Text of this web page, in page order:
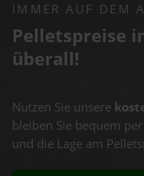
IMMER AUF DEM
Pelletspreise
überall!
Nutzen Sie unsere
bleiben Sie bequem
und die Lage am